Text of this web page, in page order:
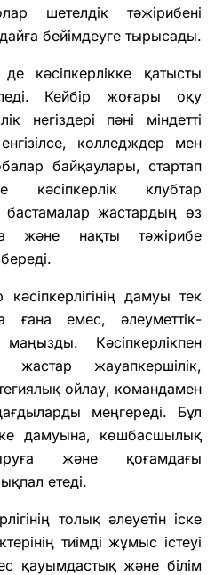
шетелдік тәжірибені
бейімдеуге тырысады.
кәсіпкерлікке қатысты
Кейбір жоғары оқу
негіздері пәні міндетті
колледждер мен
байқаулары, стартап
кәсіпкерлік клубтар
жастардың өз
және нақты тәжірибе
дамуы тек
ғана емес, әлеуметтік-
Кәсіпкерлікпен
жауапкершілік,
ойлау, командамен
меңгереді. Бұл
дамуына, көшбасшылық
және қоғамдағы
етеді.
толық әлеуетін іске
тиімді жұмыс істеуі
қауымдастық және білім